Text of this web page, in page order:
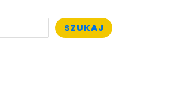
SZUKAJ